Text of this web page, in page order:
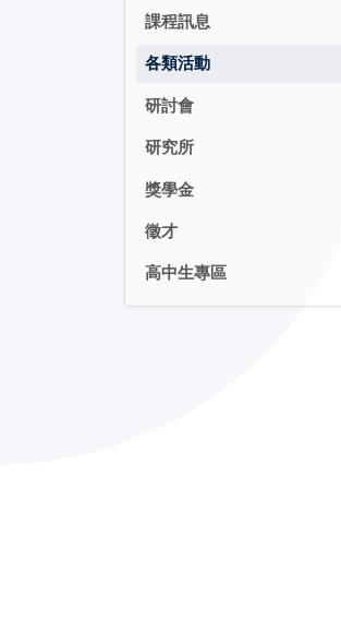
課程訊息
各類活動
研討會
研究所
獎學金
徵才
高中生專區